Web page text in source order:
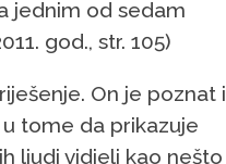
jednim od sedam
god., str. 105)
On je poznat i
tome da prikazuje
ljudi vidjeli kao nešto